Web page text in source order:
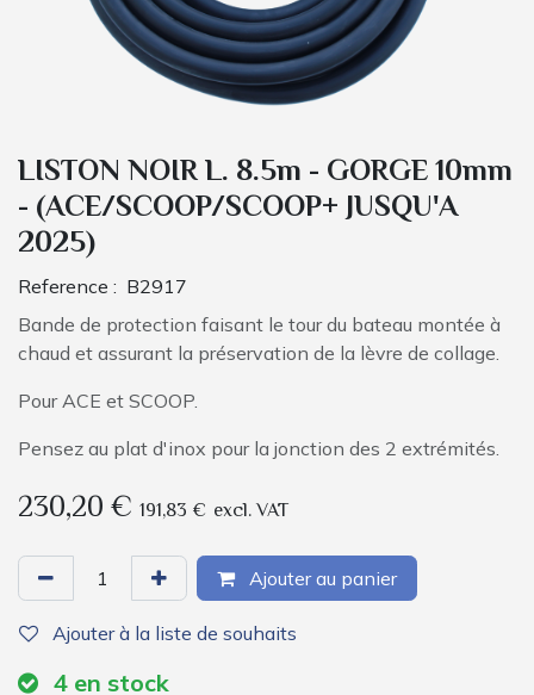
LISTON NOIR L. 8.5m - GORGE 10mm
- (ACE/SCOOP/SCOOP+ JUSQU'A
2025)
Reference : B2917
Bande de protection faisant le tour du bateau montée à
chaud et assurant la préservation de la lèvre de collage.
Pour ACE et SCOOP.
Pensez au plat d'inox pour la jonction des 2 extrémités.
230,20€ 191,83 € excl. VAT
Ajouter au panier
Ajouter à la liste de souhaits
4 en stock